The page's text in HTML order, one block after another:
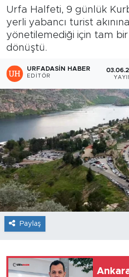
Urfa Halfeti, 9 günlük
yerli yabancı turist
yönetilemediği için tam
dönüştü.
URFADASIN HABER
EDITÖR
Paylaş
TEKNOLOJİ
OTOMOBİL
Son Dakika Haberleri
Haber Arşivi